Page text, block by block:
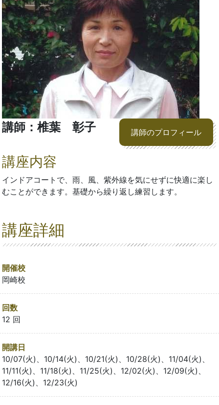
講師：椎葉 彰子 講師のプロフィール
講座内容
インドアコートで、雨、風、紫外線を気にせずに快適に楽し
むことができます。基礎から繰り返し練習します。
講座詳細
開催校
岡崎校
回数
12 回
開講日
10/07(火)、10/14(火)、10/21(火)、10/28(火)、11/04(火)、
11/11(火)、11/18(火)、11/25(火)、12/02(火)、12/09(火)、
12/16(火)、12/23(火)